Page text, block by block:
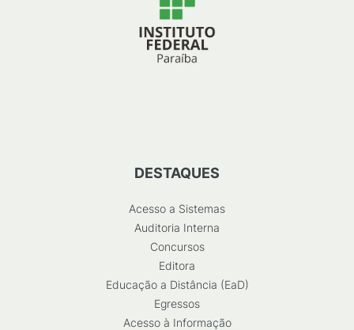
DESTAQUES
Acesso a Sistemas
Auditoria Interna
Concursos
Editora
Educação a Distância (EaD)
Egressos
Acesso à Informação